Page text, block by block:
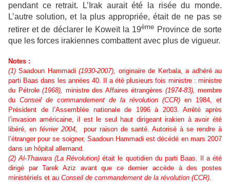
pendant ce retrait. L’Irak aurait été la risée du monde.
L’autre solution, et la plus appropriée, était de ne pas se
retirer et de déclarer le Koweït la 19ème Province de sorte
que les forces irakiennes combattent avec plus de vigueur.
Notes :
(1) Saadoun Hammadi(1930-2007),
originaire de Kerbala, a adhéré au
parti Baas dans les années 40. Il a été plusieurs fois ministre : ministre
du Pétrole (1968), ministre des Affaires étrangères (1974-83), membre
du Conseil de commandement de la révolution (CCR) en 1984, et
Président de l’Assemblée nationale de 1996 à 2003. Arrêté après
l’invasion américaine, il est le seul haut dirigeant irakien à avoir été
libéré, en février 2004, pour raison de santé. Autorisé à se rendre à
l’étranger pour se soigner, Saadoun Hammadi est décédé en mars 2007
dans un hôpital allemand.
(2) Al-Thawara (La Révolution) était le quotidien du parti Baas. Il a été
dirigé par Tarek Aziz avant que ce dernier accède à des postes
ministériels et au Conseil de commandement de la révolution (CCR)